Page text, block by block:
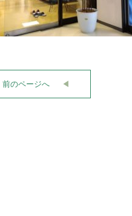
前のページへ ◀︎